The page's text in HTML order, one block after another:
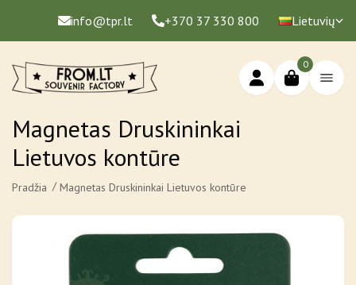
info@tpr.lt +370 37 330 800 Lietuvių
0
Magnetas Druskininkai
Lietuvos kontūre
Pradžia Magnetas Druskininkai Lietuvos kontūre